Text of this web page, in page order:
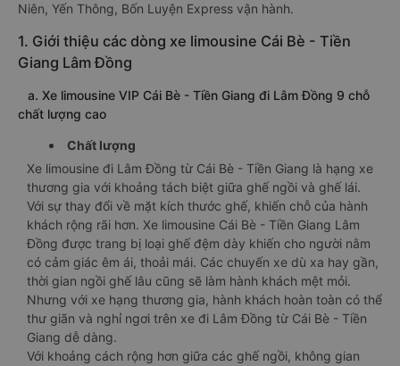
Niên, Yến Thông, Bốn Luyện Express vận hành.
1. Giới thiệu các dòng xe limousine Cái Bè - Tiền
Giang Lâm Đồng
a. Xe limousine VIP Cái Bè - Tiền Giang đi Lâm Đồng 9 chỗ
chất lượng cao
Chất lượng
Xe limousine đi Lâm Đồng từ Cái Bè - Tiền Giang là hạng xe
thương gia với khoảng tách biệt giữa ghế ngồi và ghế lái.
Với sự thay đổi về mặt kích thước ghế, khiến chỗ của hành
khách rộng rãi hơn. Xe limousine Cái Bè - Tiền Giang Lâm
Đồng được trang bị loại ghế đệm dày khiến cho người nằm
có cảm giác êm ái, thoải mái. Các chuyến xe dù xa hay gần,
thời gian ngồi ghế lâu cũng sẽ làm hành khách mệt mỏi.
Nhưng với xe hạng thương gia, hành khách hoàn toàn có thể
thư giãn và nghỉ ngơi trên xe đi Lâm Đồng từ Cái Bè - Tiền
Giang dễ dàng.
Với khoảng cách rộng hơn giữa các ghế ngồi, không gian